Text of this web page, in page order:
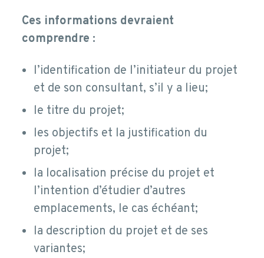
Ces informations devraient
comprendre :
l’identification de l’initiateur du projet
et de son consultant, s’il y a lieu;
le titre du projet;
les objectifs et la justification du
projet;
la localisation précise du projet et
l’intention d’étudier d’autres
emplacements, le cas échéant;
la description du projet et de ses
variantes;